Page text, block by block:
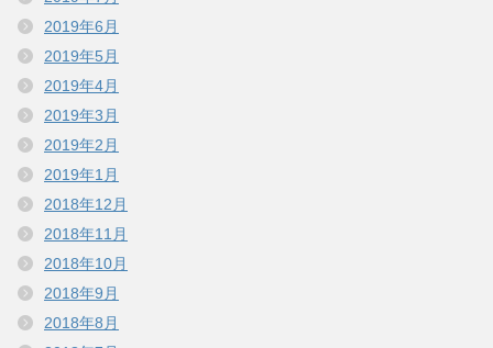
2019年6月
2019年5月
2019年4月
2019年3月
2019年2月
2019年1月
2018年12月
2018年11月
2018年10月
2018年9月
2018年8月